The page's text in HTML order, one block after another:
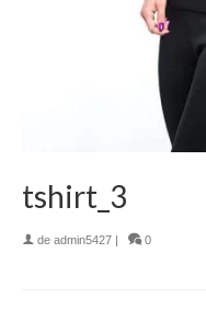
tshirt_3
de admin5427 | 0